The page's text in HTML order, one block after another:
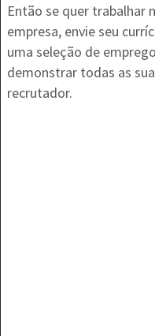
Então se quer trabalhar
empresa, envie seu
uma seleção de
demonstrar todas as
recrutador.